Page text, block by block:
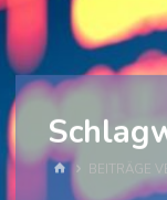
STARTBEITRÄGE